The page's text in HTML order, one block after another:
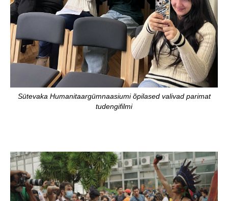
Sütevaka Humanitaargümnaasiumi õpilased valivad parimat
tudengifilmi